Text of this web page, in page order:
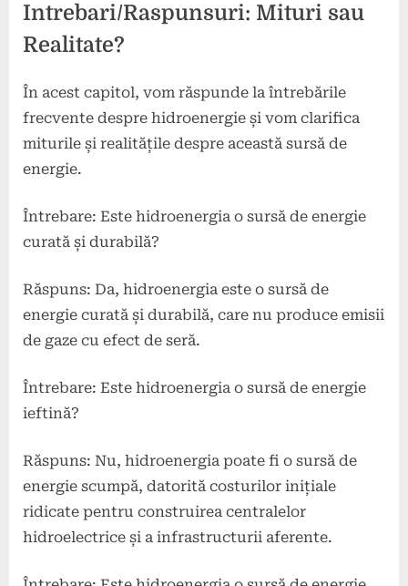
Intrebari/Raspunsuri: Mituri sau
Realitate?
În acest capitol, vom răspunde la întrebările
frecvente despre hidroenergie și vom clarifica
miturile și realitățile despre această sursă de
energie.
Întrebare: Este hidroenergia o sursă de energie
curată și durabilă?
Răspuns: Da, hidroenergia este o sursă de
energie curată și durabilă, care nu produce emisii
de gaze cu efect de seră.
Întrebare: Este hidroenergia o sursă de energie
ieftină?
Răspuns: Nu, hidroenergia poate fi o sursă de
energie scumpă, datorită costurilor inițiale
ridicate pentru construirea centralelor
hidroelectrice și a infrastructurii aferente.